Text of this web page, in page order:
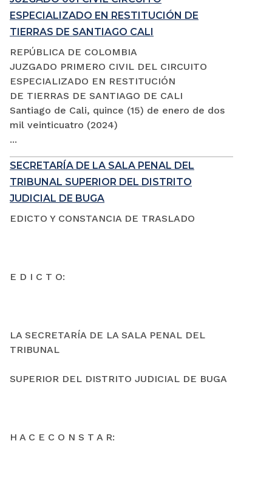
ESPECIALIZADO EN RESTITUCIÓN DE
TIERRAS DE SANTIAGO CALI
REPÚBLICA DE COLOMBIA
JUZGADO PRIMERO CIVIL DEL CIRCUITO
ESPECIALIZADO EN RESTITUCIÓN
DE TIERRAS DE SANTIAGO DE CALI
Santiago de Cali, quince (15) de enero de dos
mil veinticuatro (2024)
...
SECRETARÍA DE LA SALA PENAL DEL
TRIBUNAL SUPERIOR DEL DISTRITO
JUDICIAL DE BUGA
EDICTO Y CONSTANCIA DE TRASLADO
E D I C T O:
LA SECRETARÍA DE LA SALA PENAL DEL
TRIBUNAL
SUPERIOR DEL DISTRITO JUDICIAL DE BUGA
H A C E C O N S T A R: